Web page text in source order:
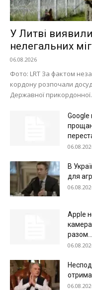
У Литві
нелегальних
06.08.2026
Фото: LRT За фактом
кордону розпочали
Державної
Google
В
для
Apple
разом...